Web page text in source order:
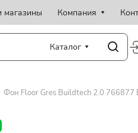
Компания
Каталог
Фон Floor Gres Buildtech 2.0